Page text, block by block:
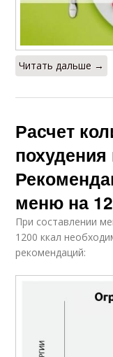
Читать дальше →
Расчет
меню на
При составлении
1200 ккал
рекомендаций: